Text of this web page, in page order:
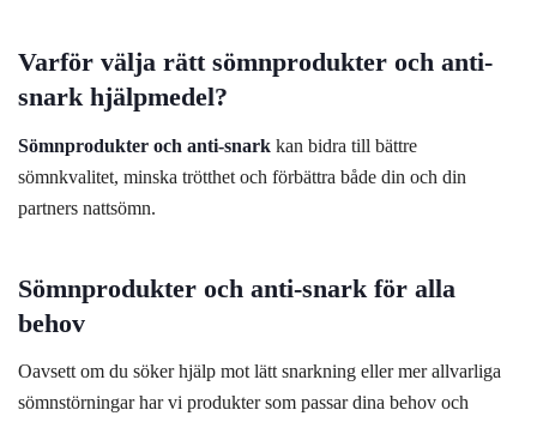
Varför välja rätt sömnprodukter och anti-
snark hjälpmedel?
Sömnprodukter och anti-snark kan bidra till bättre
sömnkvalitet, minska trötthet och förbättra både din och din
partners nattsömn.
Sömnprodukter och anti-snark för alla
behov
Oavsett om du söker hjälp mot lätt snarkning eller mer allvarliga
sömnstörningar har vi produkter som passar dina behov och